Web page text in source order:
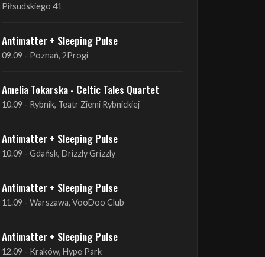
Piłsudskiego 41
Antimatter + Sleeping Pulse
09.09 - Poznań, 2Progi
Amelia Tokarska - Celtic Tales Quartet
10.09 - Rybnik, Teatr Ziemi Rybnickiej
Antimatter + Sleeping Pulse
10.09 - Gdańsk, Drizzly Grizzly
Antimatter + Sleeping Pulse
11.09 - Warszawa, VooDoo Club
Antimatter + Sleeping Pulse
12.09 - Kraków, Hype Park